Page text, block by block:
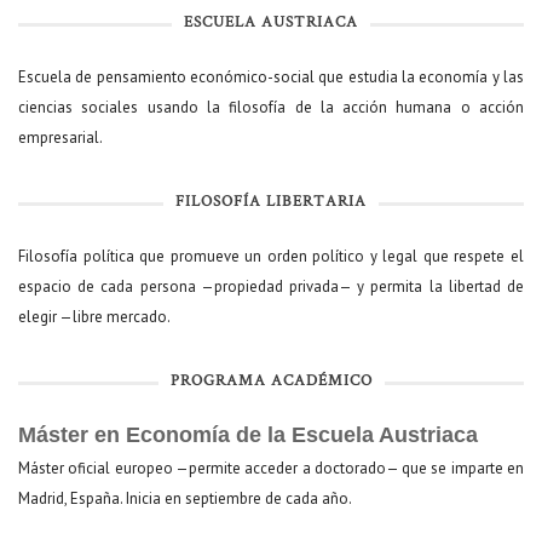
ESCUELA AUSTRIACA
Escuela de pensamiento económico-social que estudia la economía y las
ciencias sociales usando la filosofía de la acción humana o acción
empresarial.
FILOSOFÍA LIBERTARIA
Filosofía política que promueve un orden político y legal que respete el
espacio de cada persona —propiedad privada— y permita la libertad de
elegir —libre mercado.
PROGRAMA ACADÉMICO
Máster en Economía de la Escuela Austriaca
Máster oficial europeo —permite acceder a doctorado— que se imparte en
Madrid, España. Inicia en septiembre de cada año.